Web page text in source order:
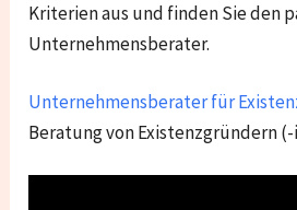
Kriterien aus und finden Sie den
Unternehmensberater.
Unternehmensberater für
Beratung von Existenzgründern